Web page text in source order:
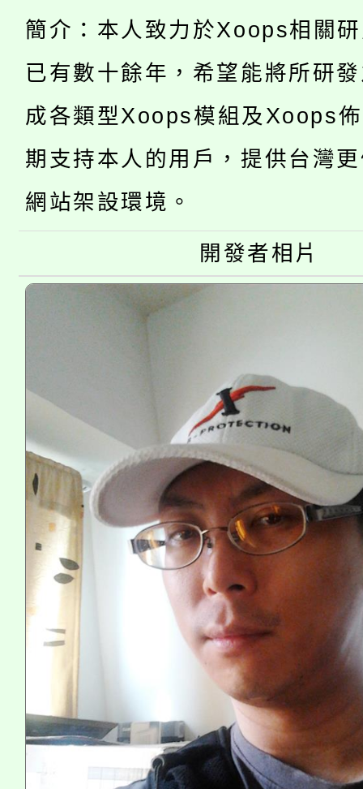
徵才活動。
YOUNG桃局內行報名
局官網。
8月14至27日，桃園電
開!
115年桃園市運動會8/
田徑場及游泳池舉行。
桃園市低收入戶享有免
視費優惠，中低收入戶
半價優惠，詳情可洽有
者。
大園自造教育及科技中
份教師增能研習
大溪自造教育及科技中
份教師研習
淨零綠生活教案入校路
115年食農教育專業人
簡介：本人致力於Xoops相關
已有數十餘年，希望能將所研
成各類型Xoops模組及Xoops
期支持本人的用戶，提供台灣
網站架設環境。
開發者相片